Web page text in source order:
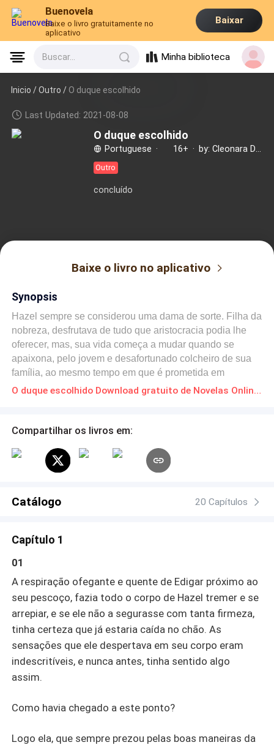
Buenovela
Baixe o livro gratuitamente no
aplicativo
Baixar
Buscar... Minha biblioteca
Inicio /Outro / O duque escolhido
Last Updated: 2021-08-08
O duque escolhido
Portuguese · 16+ ·
Outro
concluído
Baixe o livro no aplicativo
Synopsis
Hazel sempre se considerou uma dama de sorte. Filha da
nobreza, desfrutava de tudo que aristocracia podia lhe
oferecer, mas, sua vida começa a mudar quando se
apaixona, pelo jovem e desafortunado colcheiro de sua
família, ao mesmo tempo em que é prometida em
casamento ao estrangeiro e de meia idade, duque de
O duque escolhido Download gratuito de Novelas Online em PDF
Compartilhar os livros em:
Catálogo 20 Capítulos
Capítulo 1
01
A respiração ofegante e quente de Edigar próximo ao
seu pescoço, fazia todo o corpo de Hazel tremer e se
arrepiar, e se ele não a segurasse com tanta firmeza,
tinha certeza que já estaria caída no chão. As
sensações que ele despertava em seu corpo eram
indescritíveis, e nunca antes, tinha sentido algo
assim.
Como havia chegado a este ponto?
Logo ela, que sempre prezou pelas boas maneiras da